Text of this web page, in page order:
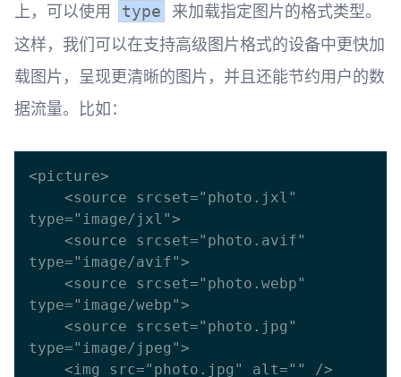
上，可以使用
type
来加载指定图片的格式类型。
这样，我们可以在支持高级图片格式的设备中更快加
载图片，呈现更清晰的图片，并且还能节约用户的数
据流量。比如：
<picture>
type="image/jxl">
type="image/avif">
type="image/webp">
type="image/jpeg">